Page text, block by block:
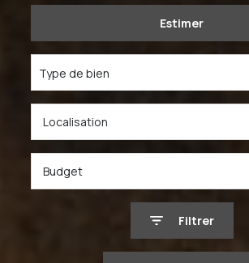
De l'immo pro
Estimer
Type de bien
Budget
Filtrer